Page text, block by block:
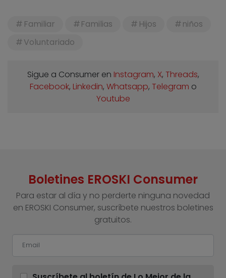
Familiar Familias Hijos
niños
Voluntariado
Sigue a Consumer en Instagram, X, Threads,
Facebook, Linkedin, Whatsapp, Telegram o
Youtube
Boletines EROSKI Consumer
Para estar al día y no perderte ninguna novedad
en EROSKI Consumer, suscríbete nuestros boletines
gratuitos.